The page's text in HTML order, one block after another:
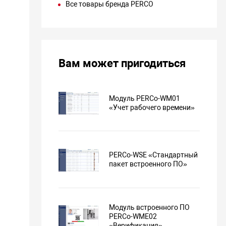
«Табель УРВ и расчет оплаты труда» в форме № Т-12
в форме № Т-13, регистрирует оправдательные
«Мониторинг»
данные о состоянии охраняемого объекта для
тревог, оповещение оператора при регистрации
зарегистрированного прохода по карте доступа.
событий за выделенный период.
Все товары бренда PERCO
Вам может пригодиться
Модуль PERCo-WM01
«Учет рабочего времени»
PERCo-WSE «Стандартный
пакет встроенного ПО»
Модуль встроенного ПО
PERCo-WME02